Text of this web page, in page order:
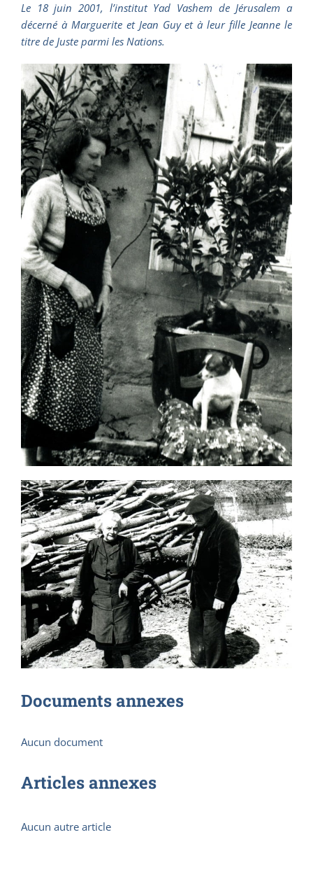
Le 18 juin 2001, l’institut Yad Vashem de Jérusalem a
décerné à Marguerite et Jean Guy et à leur fille Jeanne le
titre de Juste parmi les Nations.
Documents annexes
Aucun document
Articles annexes
Aucun autre article